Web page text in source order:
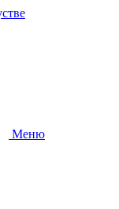
Меню